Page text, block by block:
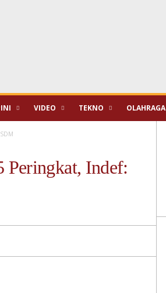
VIDEO TEKNO OLAHRAGA
Peringkat, Indef: